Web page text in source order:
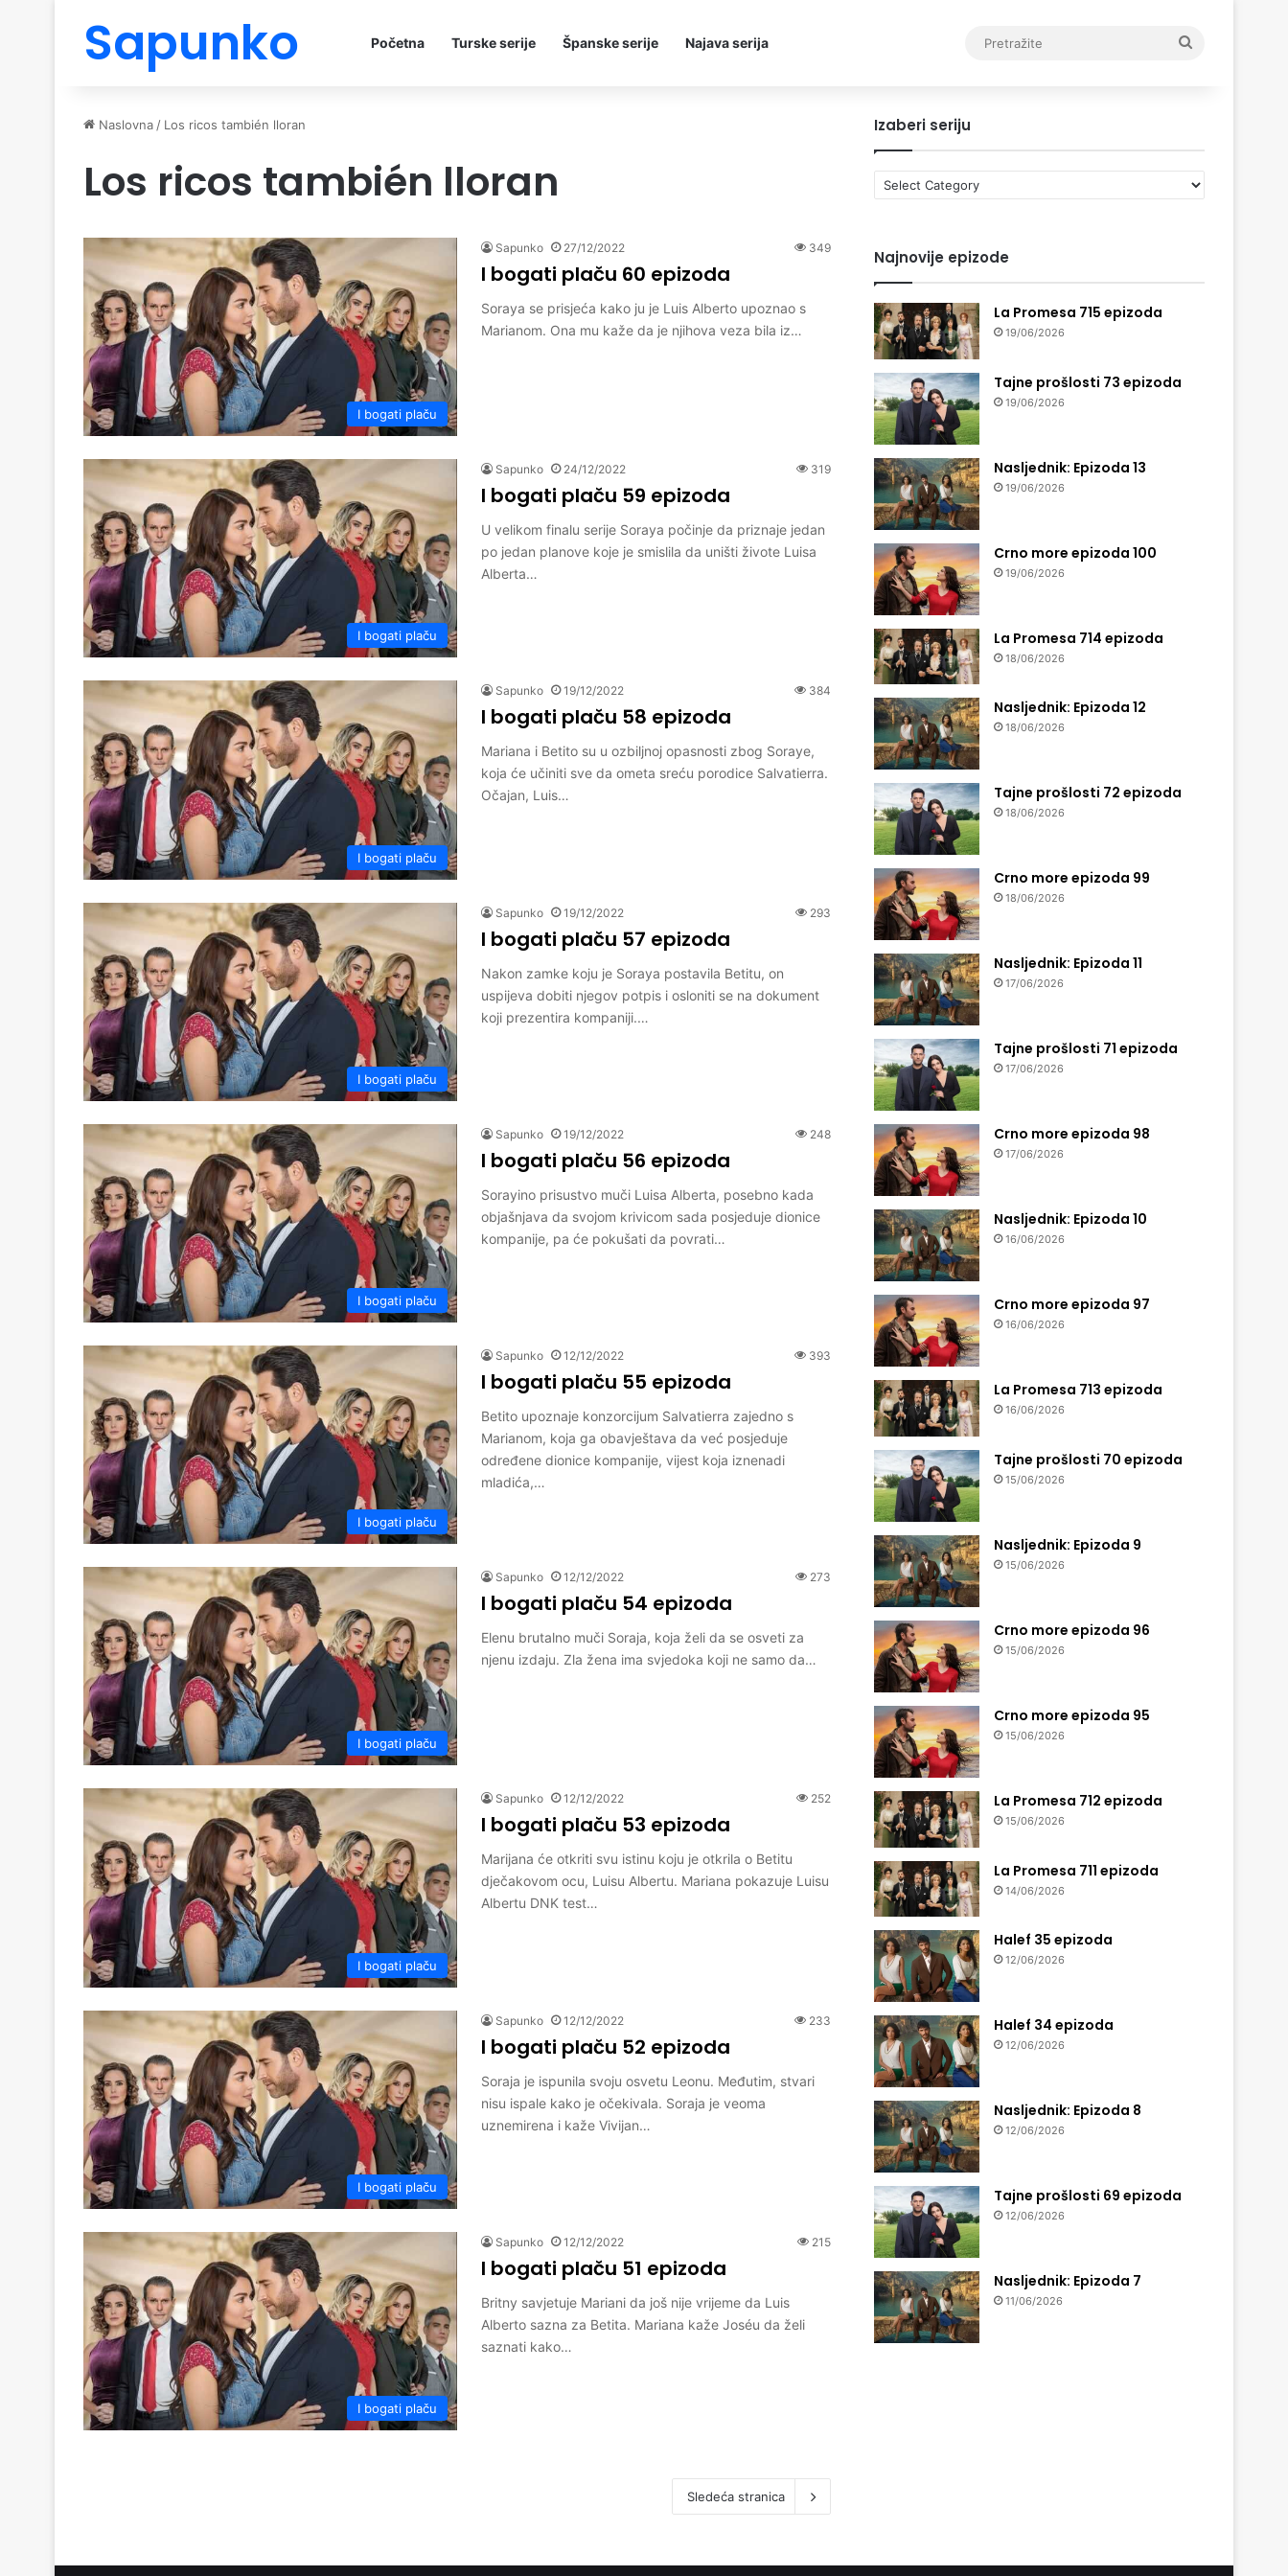
Sapunko Početna Turske serije Španske serije Najava serija
Naslovna / Los ricos también lloran
Los ricos también lloran
I bogati plaču
Sapunko 27/12/2022 349
I bogati plaču 60 epizoda
Soraya se prisjeća kako ju je Luis Alberto upoznao s
Marianom. Ona mu kaže da je njihova veza bila iz…
I bogati plaču
Sapunko 24/12/2022 319
I bogati plaču 59 epizoda
U velikom finalu serije Soraya počinje da priznaje jedan
po jedan planove koje je smislila da uništi živote Luisa
Alberta…
I bogati plaču
Sapunko 19/12/2022 384
I bogati plaču 58 epizoda
Mariana i Betito su u ozbiljnoj opasnosti zbog Soraye,
koja će učiniti sve da ometa sreću porodice Salvatierra.
Očajan, Luis…
I bogati plaču
Sapunko 19/12/2022 293
I bogati plaču 57 epizoda
Nakon zamke koju je Soraya postavila Betitu, on
uspijeva dobiti njegov potpis i osloniti se na dokument
koji prezentira kompaniji.…
I bogati plaču
Sapunko 19/12/2022 248
I bogati plaču 56 epizoda
Sorayino prisustvo muči Luisa Alberta, posebno kada
objašnjava da svojom krivicom sada posjeduje dionice
kompanije, pa će pokušati da povrati…
I bogati plaču
Sapunko 12/12/2022 393
I bogati plaču 55 epizoda
Betito upoznaje konzorcijum Salvatierra zajedno s
Marianom, koja ga obavještava da već posjeduje
određene dionice kompanije, vijest koja iznenadi
mladića,…
I bogati plaču
Sapunko 12/12/2022 273
I bogati plaču 54 epizoda
Elenu brutalno muči Soraja, koja želi da se osveti za
njenu izdaju. Zla žena ima svjedoka koji ne samo da…
I bogati plaču
Sapunko 12/12/2022 252
I bogati plaču 53 epizoda
Marijana će otkriti svu istinu koju je otkrila o Betitu
dječakovom ocu, Luisu Albertu. Mariana pokazuje Luisu
Albertu DNK test…
I bogati plaču
Sapunko 12/12/2022 233
I bogati plaču 52 epizoda
Soraja je ispunila svoju osvetu Leonu. Međutim, stvari
nisu ispale kako je očekivala. Soraja je veoma
uznemirena i kaže Vivijan…
I bogati plaču
Sapunko 12/12/2022 215
I bogati plaču 51 epizoda
Britny savjetuje Mariani da još nije vrijeme da Luis
Alberto sazna za Betita. Mariana kaže Joséu da želi
saznati kako…
Sledeća stranica
Izaberi seriju
Izaberi
seriju
Najnovije epizode
La Promesa 715 epizoda
19/06/2026
Tajne prošlosti 73 epizoda
19/06/2026
Nasljednik: Epizoda 13
19/06/2026
Crno more epizoda 100
19/06/2026
La Promesa 714 epizoda
18/06/2026
Nasljednik: Epizoda 12
18/06/2026
Tajne prošlosti 72 epizoda
18/06/2026
Crno more epizoda 99
18/06/2026
Nasljednik: Epizoda 11
17/06/2026
Tajne prošlosti 71 epizoda
17/06/2026
Crno more epizoda 98
17/06/2026
Nasljednik: Epizoda 10
16/06/2026
Crno more epizoda 97
16/06/2026
La Promesa 713 epizoda
16/06/2026
Tajne prošlosti 70 epizoda
15/06/2026
Nasljednik: Epizoda 9
15/06/2026
Crno more epizoda 96
15/06/2026
Crno more epizoda 95
15/06/2026
La Promesa 712 epizoda
15/06/2026
La Promesa 711 epizoda
14/06/2026
Halef 35 epizoda
12/06/2026
Halef 34 epizoda
12/06/2026
Nasljednik: Epizoda 8
12/06/2026
Tajne prošlosti 69 epizoda
12/06/2026
Nasljednik: Epizoda 7
11/06/2026